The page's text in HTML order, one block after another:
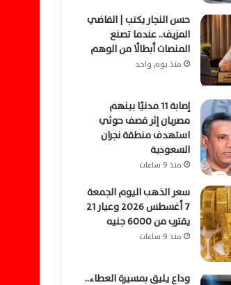
حسن النجار يكتب | القاضي
المزيف.. عندما تصنع
المنصات أبطالًا من الوهم
منذ يوم واحد
إصابة 11 مدنيًا بينهم
مصريان إثر قصف حوثي
استهدف منطقة نجران
السعودية
منذ 9 ساعات
سعر الذهب اليوم الجمعة
7 أغسطس 2026 وعيار 21
يقترب من 6000 جنيه
منذ 9 ساعات
وداع يليق بمسيرة العطاء..